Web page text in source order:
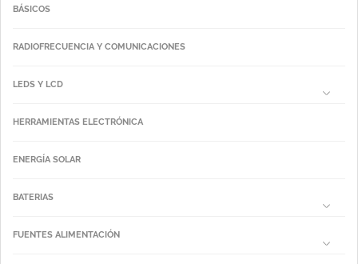
BÁSICOS
RADIOFRECUENCIA Y COMUNICACIONES
LEDS Y LCD
HERRAMIENTAS ELECTRÓNICA
ENERGÍA SOLAR
BATERIAS
FUENTES ALIMENTACIÓN